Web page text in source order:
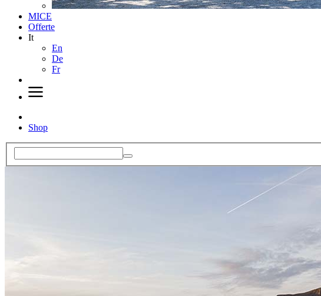
MICE
Offerte
It
En
De
Fr
Shop